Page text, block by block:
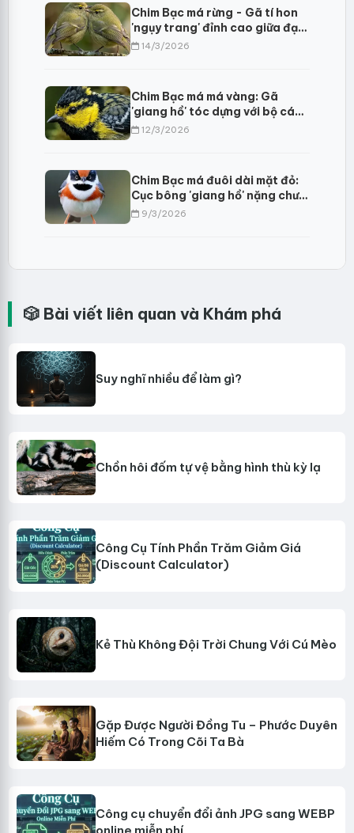
Chim Bạc má rừng - Gã tí hon
'ngụy trang' đỉnh cao giữa đại
ngàn Himalaya
14/3/2026
Chim Bạc má má vàng: Gã
'giang hồ' tóc dựng với bộ cánh
thêu hoa dệt gấm
12/3/2026
Chim Bạc má đuôi dài mặt đỏ:
Cục bông 'giang hồ' nặng chưa
đầy mười gram?
9/3/2026
🎲 Bài viết liên quan và Khám phá
Suy nghĩ nhiều để làm gì?
Chồn hôi đốm tự vệ bằng hình thù kỳ lạ
Công Cụ Tính Phần Trăm Giảm Giá
(Discount Calculator)
Kẻ Thù Không Đội Trời Chung Với Cú Mèo
Gặp Được Người Đồng Tu – Phước Duyên
Hiếm Có Trong Cõi Ta Bà
Công cụ chuyển đổi ảnh JPG sang WEBP